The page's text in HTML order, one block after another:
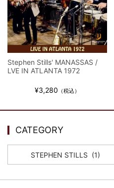
*NEW RELEASE (最新約3ヶ月)
ユーライア・ヒープ / 2023年8月
全収録！
*NEW RELEASE (最新約3ヶ月)
ジャーニー / 1979年5月8+9日 コ
*NEW RELEASE (最新約3ヶ月)
*NEW RELEASE (最新約3ヶ月)
IEM+Aud！
ビリー・ジョエル / 2024年3月24
収録！
*NEW RELEASE (最新約3ヶ月)
全収録！
Stephen Stills' MANASSAS /
LVE IN ATLANTA 1972
¥3,280 （税込）
CATEGORY